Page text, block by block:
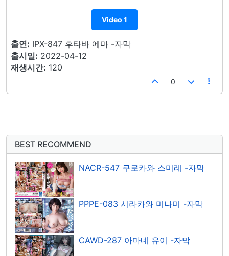
Video 1
출연: IPX-847 후타바 에마 -자막
출시일: 2022-04-12
재생시간: 120
0
BEST RECOMMEND
NACR-547 쿠로카와 스미레 -자막
PPPE-083 시라카와 미나미 -자막
CAWD-287 아마네 유이 -자막